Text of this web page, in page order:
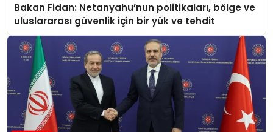
Bakan Fidan: Netanyahu’nun politikaları, bölge ve
uluslararası güvenlik için bir yük ve tehdit